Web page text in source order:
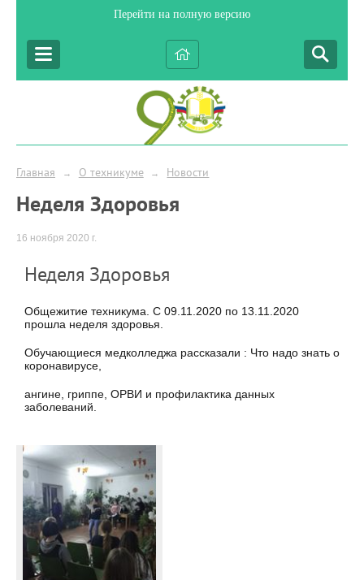
Перейти на полную версию
Главная → О техникуме → Новости
Неделя Здоровья
16 ноября 2020 г.
Неделя Здоровья
Общежитие техникума. С 09.11.2020 по 13.11.2020
прошла неделя здоровья.
Обучающиеся медколледжа рассказали : Что надо знать о
коронавирусе,
ангине, гриппе, ОРВИ и профилактика данных
заболеваний.